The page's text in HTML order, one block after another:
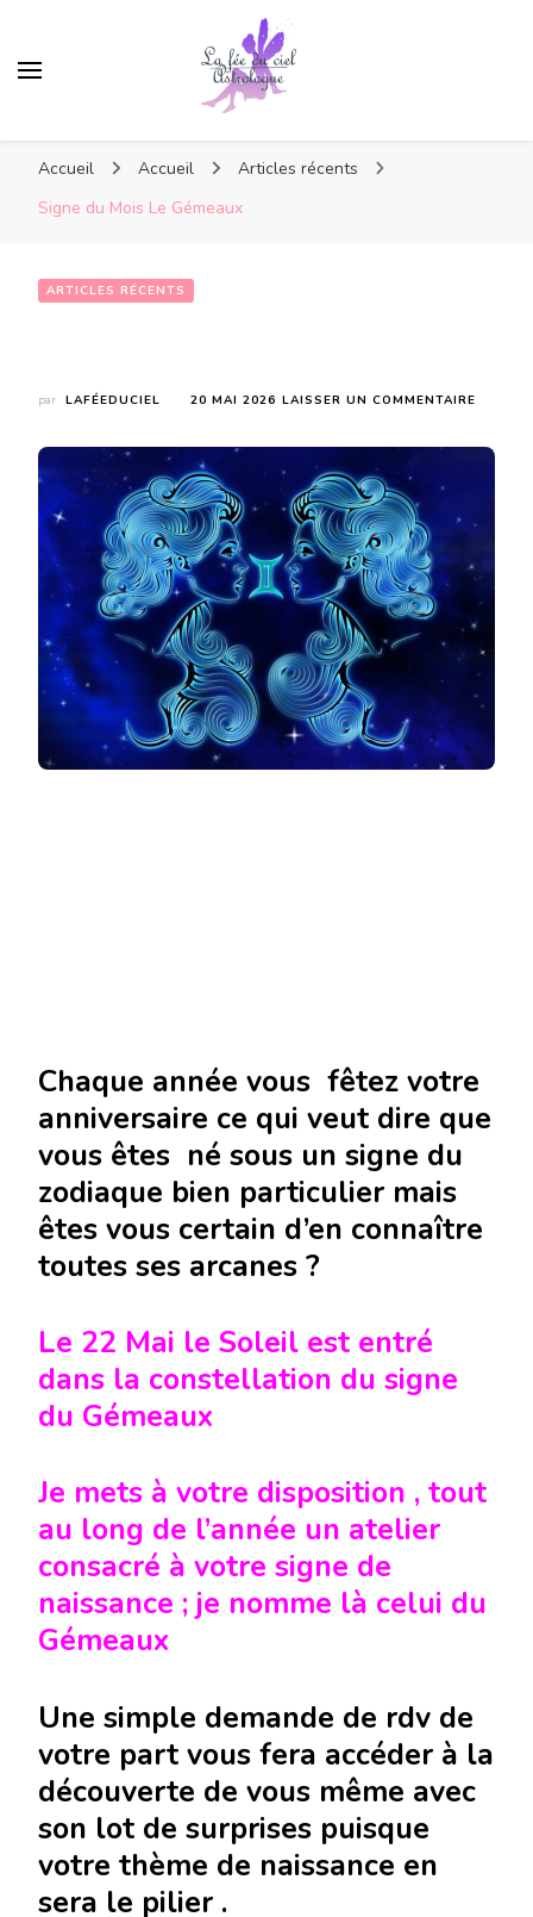
Accueil Accueil
Articles récents
Signe du Mois Le Gémeaux
ARTICLES RÉCENTS
par LAFÉEDUCIEL 20 MAI 2026 LAISSER UN COMMENTAIRE
Chaque année vous fêtez votre
anniversaire ce qui veut dire que
vous êtes né sous un signe du
zodiaque bien particulier mais
êtes vous certain d’en connaître
toutes ses arcanes ?
Le 22 Mai le Soleil est entré
dans la constellation du signe
du Gémeaux
Je mets à votre disposition , tout
au long de l’année un atelier
consacré à votre signe de
naissance ; je nomme là celui du
Gémeaux
Une simple demande de rdv de
votre part vous fera accéder à la
découverte de vous même avec
son lot de surprises puisque
votre thème de naissance en
sera le pilier .